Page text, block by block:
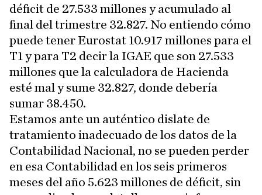
déficit de 27.533 millones y acumulado al
final del trimestre 32.827. No entiendo cómo
puede tener Eurostat 10.917 millones para el
T1 y para T2 decir la IGAE que son 27.533
millones que la calculadora de Hacienda
esté mal y sume 32.827, donde debería
sumar 38.450.
Estamos ante un auténtico dislate de
tratamiento inadecuado de los datos de la
Contabilidad Nacional, no se pueden perder
en esa Contabilidad en los seis primeros
meses del año 5.623 millones de déficit, sin